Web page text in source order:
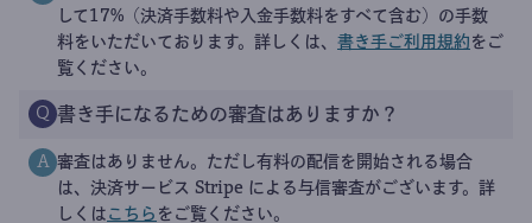
して17%（決済手数料や入金手数料をすべて含む）の手数
料をいただいております。詳しくは、 書き手ご利用規約 をご
覧ください。
Q 書き手になるための審査はありますか？
A 審査はありません。ただし有料の配信を開始される場合
は、決済サービス Stripe による与信審査がございます。詳
しくは こちら をご覧ください。